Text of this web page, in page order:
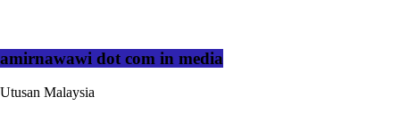
amirnawawi dot com in media
Utusan Malaysia